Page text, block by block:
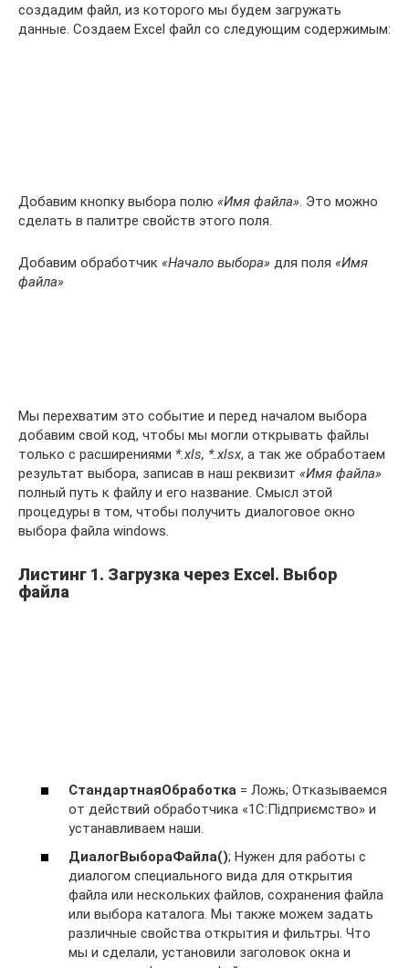
создадим файл, из которого мы будем загружать
данные. Создаем Excel файл со следующим содержимым:
Добавим кнопку выбора полю «Имя файла». Это можно
сделать в палитре свойств этого поля.
Добавим обработчик «Начало выбора» для поля «Имя
файла»
Мы перехватим это событие и перед началом выбора
добавим свой код, чтобы мы могли открывать файлы
только с расширениями *.xls, *.xlsx, а так же обработаем
результат выбора, записав в наш реквизит «Имя файла»
полный путь к файлу и его название. Смысл этой
процедуры в том, чтобы получить диалоговое окно
выбора файла windows.
Листинг 1. Загрузка через Excel. Выбор
файла
СтандартнаяОбработка = Ложь; Отказываемся
от действий обработчика «1С:Підприємство» и
устанавливаем наши.
ДиалогВыбораФайла(); Нужен для работы с
диалогом специального вида для открытия
файла или нескольких файлов, сохранения файла
или выбора каталога. Мы также можем задать
различные свойства открытия и фильтры. Что
мы и сделали, установили заголовок окна и